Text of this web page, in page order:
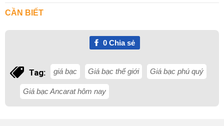
CẦN BIẾT
0Chia sẻ
Tag: giá bạc Giá bạc thế giới Giá bạc phú quý
Giá bạc Ancarat hôm nay